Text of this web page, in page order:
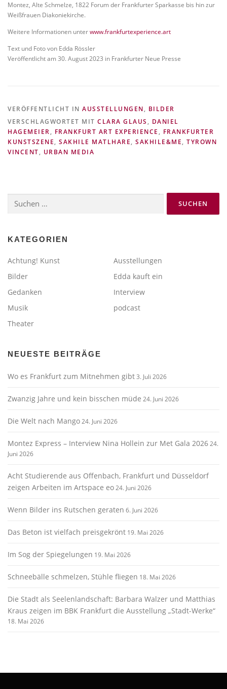
Montez, Alte Schmelze, 1822 Forum der Frankfurter Sparkasse bis hin zur
Weißfrauen Diakoniekirche.
Weitere Informationen unterwww.frankfurtexperience.art
Text und Foto von Edda Rössler
Veröffentlicht am 30. August 2023 in Frankfurter Neue Presse
VERÖFFENTLICHT IN AUSSTELLUNGEN, BILDER
VERSCHLAGWORTET MIT CLARA GLAUS , DANIEL
HAGEMEIER, FRANKFURT ART EXPERIENCE , FRANKFURTER
KUNSTSZENE, SAKHILE MATLHARE, SAKHILE&ME, TYROWN
VINCENT, URBAN MEDIA
nach:
KATEGORIEN
Achtung! Kunst
Ausstellungen
Bilder
Edda kauft ein
Gedanken
Interview
Musik
podcast
Theater
NEUESTE BEITRÄGE
Wo es Frankfurt zum Mitnehmen gibt3. Juli 2026
Zwanzig Jahre und kein bisschen müde 24. Juni 2026
Die Welt nach Mango24. Juni 2026
Montez Express – Interview Nina Hollein zur Met Gala 202624.
Juni 2026
Acht Studierende aus Offenbach, Frankfurt und Düsseldorf
zeigen Arbeiten im Artspace eo24. Juni 2026
Wenn Bilder ins Rutschen geraten 6. Juni 2026
Das Beton ist vielfach preisgekrönt 19. Mai 2026
Im Sog der Spiegelungen 19. Mai 2026
Schneebälle schmelzen, Stühle fliegen 18. Mai 2026
Die Stadt als Seelenlandschaft: Barbara Walzer und Matthias
Kraus zeigen im BBK Frankfurt die Ausstellung „Stadt-Werke“
18. Mai 2026